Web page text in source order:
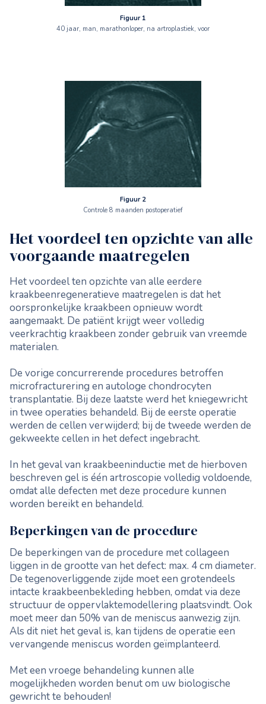
Figuur 1
40 jaar, man, marathonloper, na artroplastiek, voor
Figuur 2
Controle 8 maanden postoperatief
Het voordeel ten opzichte van alle
voorgaande maatregelen
Het voordeel ten opzichte van alle eerdere
kraakbeenregeneratieve maatregelen is dat het
oorspronkelijke kraakbeen opnieuw wordt
aangemaakt. De patiënt krijgt weer volledig
veerkrachtig kraakbeen zonder gebruik van vreemde
materialen.
De vorige concurrerende procedures betroffen
microfracturering en autologe chondrocyten
transplantatie. Bij deze laatste werd het kniegewricht
in twee operaties behandeld. Bij de eerste operatie
werden de cellen verwijderd; bij de tweede werden de
gekweekte cellen in het defect ingebracht.
In het geval van kraakbeeninductie met de hierboven
beschreven gel is één artroscopie volledig voldoende,
omdat alle defecten met deze procedure kunnen
worden bereikt en behandeld.
Beperkingen van de procedure
De beperkingen van de procedure met collageen
liggen in de grootte van het defect: max. 4 cm diameter.
De tegenoverliggende zijde moet een grotendeels
intacte kraakbeenbekleding hebben, omdat via deze
structuur de oppervlaktemodellering plaatsvindt. Ook
moet meer dan 50% van de meniscus aanwezig zijn.
Als dit niet het geval is, kan tijdens de operatie een
vervangende meniscus worden geïmplanteerd.
Met een vroege behandeling kunnen alle
mogelijkheden worden benut om uw biologische
gewricht te behouden!